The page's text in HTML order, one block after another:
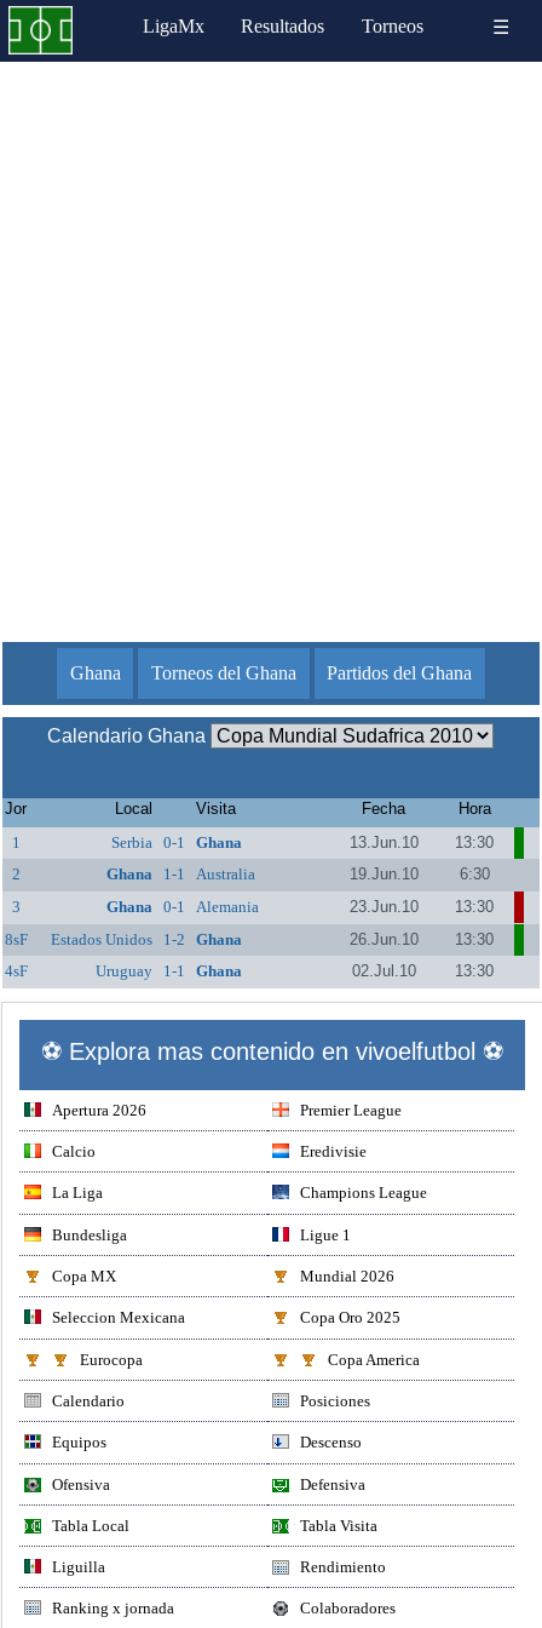
LigaMx Resultados Torneos ☰
Ghana Torneos del Ghana Partidos del Ghana
Calendario Ghana
Jor Local Visita Fecha
Hora
1
Serbia 0-1 Ghana 13.Jun.10
13:30
2
Ghana 1-1 Australia 19.Jun.10
6:30
3
Ghana 0-1 Alemania 23.Jun.10
13:30
8sF
Estados Unidos 1-2 Ghana 26.Jun.10
13:30
4sF
Uruguay 1-1 Ghana 02.Jul.10 13:30
⚽ Explora mas contenido en vivoelfutbol ⚽
Apertura 2026 Premier League
Calcio Eredivisie
La Liga Champions League
Bundesliga Ligue 1
Copa MX Mundial 2026
Seleccion Mexicana Copa Oro 2025
Eurocopa Copa America
Calendario Posiciones
Equipos Descenso
Ofensiva Defensiva
Tabla Local Tabla Visita
Liguilla Rendimiento
Ranking x jornada Colaboradores